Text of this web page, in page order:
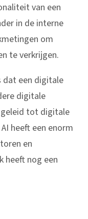
van een
in de interne
om
te verkrijgen.
dat een digitale
digitale
geleid tot digitale
heeft een enorm
en
heeft nog een